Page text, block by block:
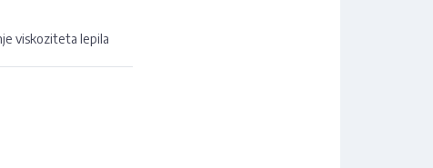
viskoziteta lepila